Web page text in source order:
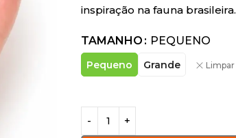
inspiração na fauna brasileira.
TAMANHO PEQUENO
Pequeno Grande Limpar